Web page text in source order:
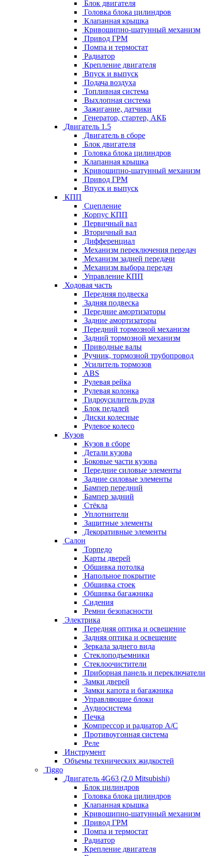
Блок двигателя
Головка блока цилиндров
Клапанная крышка
Кривошипно-шатунный механизм
Привод ГРМ
Помпа и термостат
Радиатор
Крепление двигателя
Впуск и выпуск
Подача воздуха
Топливная система
Выхлопная система
Зажигание, датчики
Генератор, стартер, АКБ
Двигатель 1.5
Двигатель в сборе
Блок двигателя
Головка блока цилиндров
Клапанная крышка
Кривошипно-шатунный механизм
Привод ГРМ
Впуск и выпуск
КПП
Сцепление
Корпус КПП
Первичный вал
Вторичный вал
Дифференциал
Механизм переключения передач
Механизм задней передачи
Механизм выбора передач
Управление КПП
Ходовая часть
Передняя подвеска
Задняя подвеска
Передние амортизаторы
Задние амортизаторы
Передний тормозной механизм
Задний тормозной механизм
Приводные валы
Ручник, тормозной трубопровод
Усилитель тормозов
ABS
Рулевая рейка
Рулевая колонка
Гидроусилитель руля
Блок педалей
Диски колесные
Рулевое колесо
Кузов
Кузов в сборе
Детали кузова
Боковые части кузова
Передние силовые элементы
Задние силовые элементы
Бампер передний
Бампер задний
Стёкла
Уплотнители
Защитные элементы
Декоративные элементы
Салон
Торпедо
Карты дверей
Обшивка потолка
Напольное покрытие
Обшивка стоек
Обшивка багажника
Сидения
Ремни безопасности
Электрика
Передняя оптика и освещение
Задняя оптика и освещение
Зеркала заднего вида
Стеклоподъемники
Стеклоочистители
Приборная панель и переключатели
Замки дверей
Замки капота и багажника
Управляющие блоки
Аудиосистема
Печка
Компрессор и радиатор А/C
Противоугонная система
Реле
Инструмент
Объемы технических жидкостей
Tiggo
Двигатель 4G63 (2.0 Mitsubishi)
Блок цилиндров
Головка блока цилиндров
Клапанная крышка
Кривошипно-шатунный механизм
Привод ГРМ
Помпа и термостат
Радиатор
Крепление двигателя